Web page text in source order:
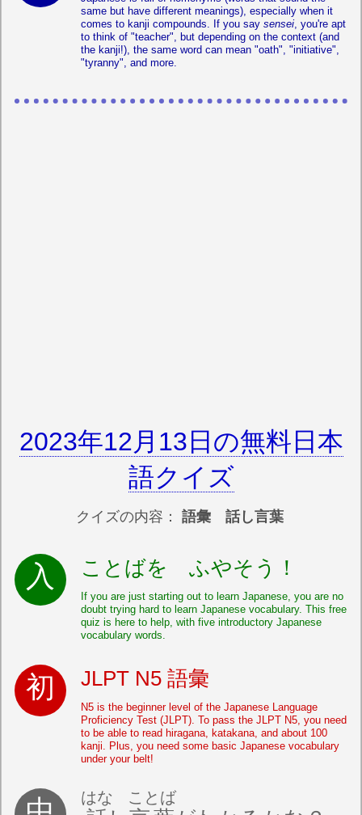
same but have different meanings), especially when it
comes to kanji compounds. If you say sensei, you're apt
to think of "teacher", but depending on the context (and
the kanji!), the same word can mean "oath", "initiative",
"tyranny", and more.
2023年12月13日の無料日本
語クイズ
クイズの内容： 語彙 話し言葉
ことばを ふやそう！
If you are just starting out to learn Japanese, you are no
doubt trying hard to learn Japanese vocabulary. This free
quiz is here to help, with five introductory Japanese
vocabulary words.
JLPT N5 語彙
N5 is the beginner level of the Japanese Language
Proficiency Test (JLPT). To pass the JLPT N5, you need
to be able to read hiragana, katakana, and about 100
kanji. Plus, you need some basic Japanese vocabulary
under your belt!
はな ことば